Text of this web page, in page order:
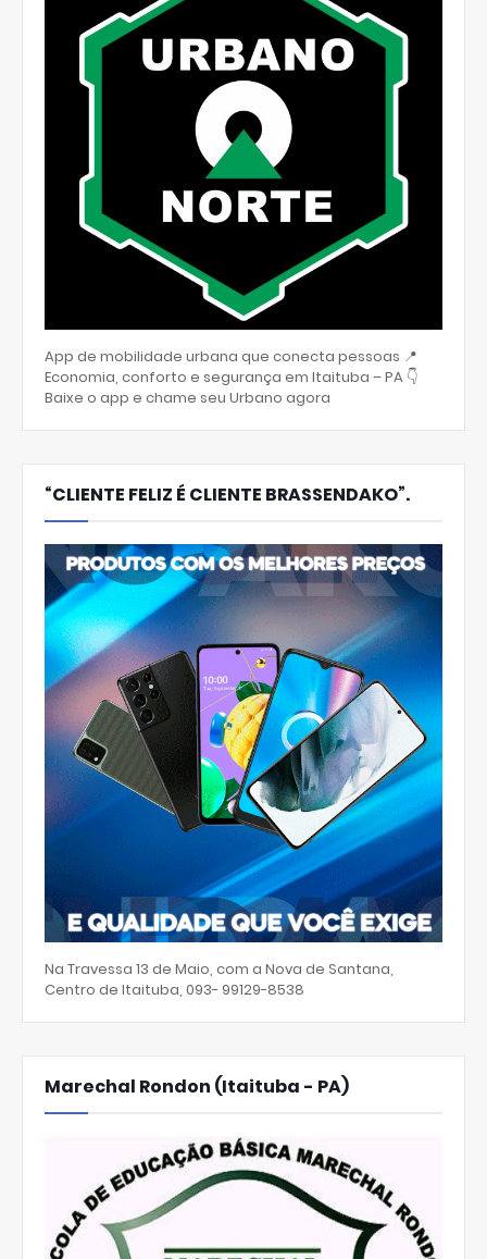
App de mobilidade urbana que conecta pessoas 📍
Economia, conforto e segurança em Itaituba – PA 👇
Baixe o app e chame seu Urbano agora
“CLIENTE FELIZ É CLIENTE BRASSENDAKO”.
Na Travessa 13 de Maio, com a Nova de Santana,
Centro de Itaituba, 093- 99129-8538
Marechal Rondon (Itaituba - PA)